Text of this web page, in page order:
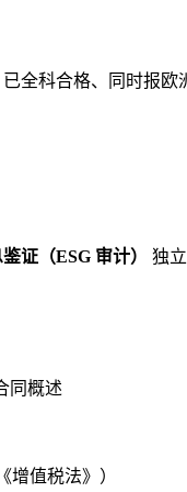
全科合格、同时报欧
证（ESG 审计） 独
同概述
增值税法》）